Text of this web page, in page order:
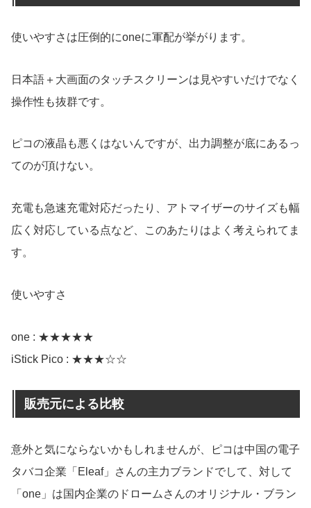
使いやすさは圧倒的にoneに軍配が挙がります。
日本語＋大画面のタッチスクリーンは見やすいだけでなく
操作性も抜群です。
ピコの液晶も悪くはないんですが、出力調整が底にあるっ
てのが頂けない。
充電も急速充電対応だったり、アトマイザーのサイズも幅
広く対応している点など、このあたりはよく考えられてま
す。
使いやすさ
one : ★★★★★
iStick Pico : ★★★☆☆
販売元による比較
意外と気にならないかもしれませんが、ピコは中国の電子
タバコ企業「Eleaf」さんの主力ブランドでして、対して
「one」は国内企業のドロームさんのオリジナル・ブラン